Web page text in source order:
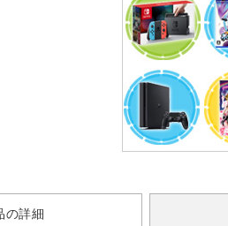
の詳細